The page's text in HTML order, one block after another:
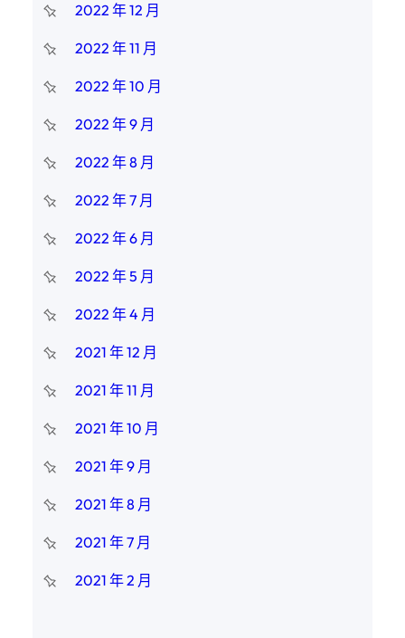
2022 年 12 月
2022 年 11 月
2022 年 10 月
2022 年 9 月
2022 年 8 月
2022 年 7 月
2022 年 6 月
2022 年 5 月
2022 年 4 月
2021 年 12 月
2021 年 11 月
2021 年 10 月
2021 年 9 月
2021 年 8 月
2021 年 7 月
2021 年 2 月